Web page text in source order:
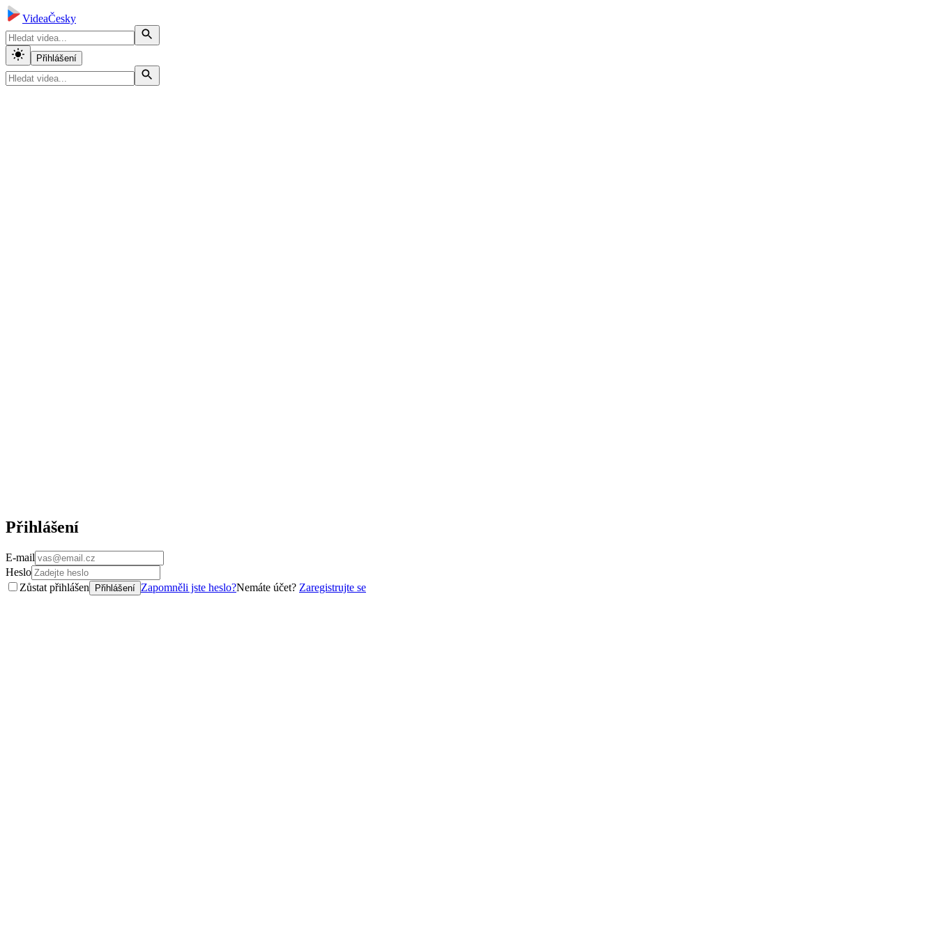
VideaČesky
Přihlášení
Přihlášení
E-mail
Heslo
Zůstat přihlášen
Přihlášení Zapomněli jste heslo?Nemáte účet? Zaregistrujte se